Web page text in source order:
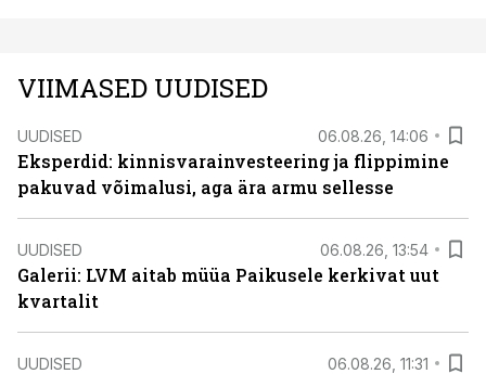
VIIMASED UUDISED
UUDISED 06.08.26, 14:06
Eksperdid: kinnisvarainvesteering ja flippimine
pakuvad võimalusi, aga ära armu sellesse
UUDISED 06.08.26, 13:54
Galerii: LVM aitab müüa Paikusele kerkivat uut
kvartalit
UUDISED 06.08.26, 11:31